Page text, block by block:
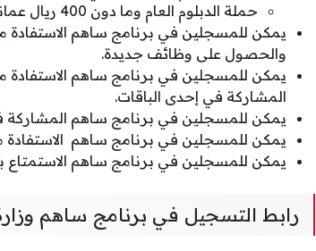
حملة الدبلوم العام وما دون 400 ريال عماني.
يمكن للمسجلين في برنامج ساهم الاستفادة
والحصول على وظائف جديدة.
يمكن للمسجلين في برنامج ساهم
المشاركة في إحدى الباقات.
يمكن للمسجلين في برنامج ساهم المشاركة
يمكن للمسجلين في برنامج ساهم الاستفادة
يمكن للمسجلين في برنامج ساهم
رابط التسجيل في برنامج ساهم